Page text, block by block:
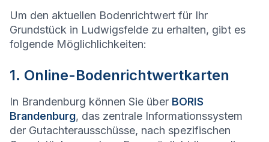
Um den aktuellen Bodenrichtwert für Ihr
Grundstück in Ludwigsfelde zu erhalten, gibt es
folgende Möglichlichkeiten:
1. Online-Bodenrichtwertkarten
In Brandenburg können Sie über BORIS
Brandenburg, das zentrale Informationssystem
der Gutachterausschüsse, nach spezifischen